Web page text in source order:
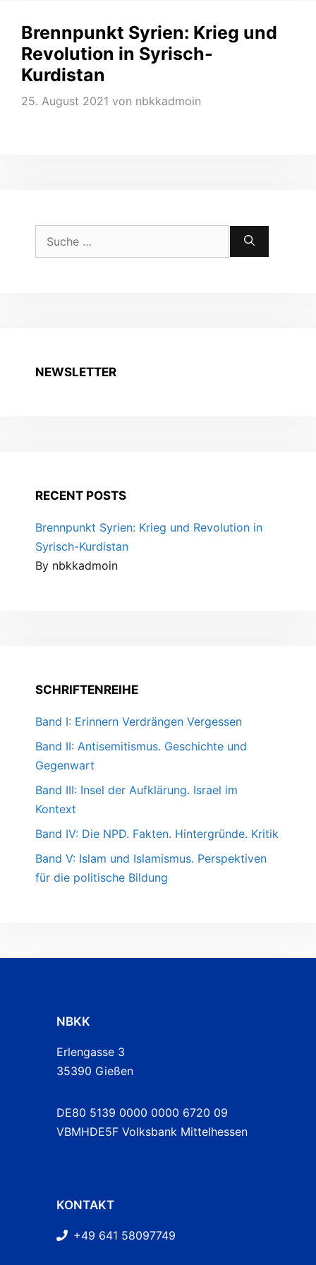
Brennpunkt Syrien: Krieg und
Revolution in Syrisch-
Kurdistan
25. August 2021 von nbkkadmoin
NEWSLETTER
RECENT POSTS
Brennpunkt Syrien: Krieg und Revolution in
Syrisch-Kurdistan
By nbkkadmoin
SCHRIFTENREIHE
Band I: Erinnern Verdrängen Vergessen
Band II: Antisemitismus. Geschichte und
Gegenwart
Band III: Insel der Aufklärung. Israel im
Kontext
Band IV: Die NPD. Fakten. Hintergründe. Kritik
Band V: Islam und Islamismus. Perspektiven
für die politische Bildung
NBKK
Erlengasse 3
35390 Gießen
DE80 5139 0000 0000 6720 09
VBMHDE5F Volksbank Mittelhessen
KONTAKT
+49 641 58097749